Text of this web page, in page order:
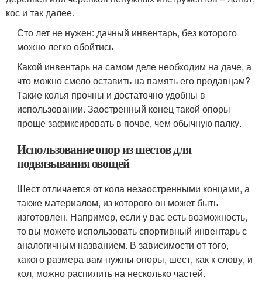
кос и так далее.
Сто лет не нужен: дачный инвентарь, без которого
можно легко обойтись
Какой инвентарь на самом деле необходим на даче, а
что можно смело оставить на память его продавцам?
Такие колья прочны и достаточно удобны в
использовании. Заостренный конец такой опоры
проще зафиксировать в почве, чем обычную палку.
Использование опор из шестов для
подвязывания овощей
Шест отличается от кола незаостренными концами, а
также материалом, из которого он может быть
изготовлен. Например, если у вас есть возможность,
то вы можете использовать спортивный инвентарь с
аналогичным названием. В зависимости от того,
какого размера вам нужны опоры, шест, как к слову, и
кол, можно распилить на несколько частей.